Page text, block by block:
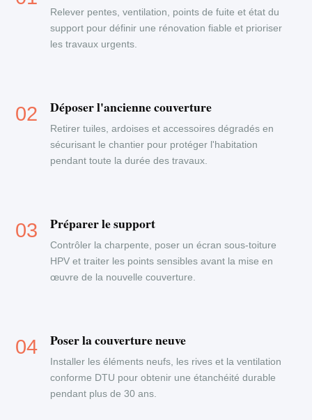
Relever pentes, ventilation, points de fuite et état du
support pour définir une rénovation fiable et prioriser
les travaux urgents.
Déposer l'ancienne couverture
Retirer tuiles, ardoises et accessoires dégradés en
sécurisant le chantier pour protéger l'habitation
pendant toute la durée des travaux.
Préparer le support
Contrôler la charpente, poser un écran sous-toiture
HPV et traiter les points sensibles avant la mise en
œuvre de la nouvelle couverture.
Poser la couverture neuve
Installer les éléments neufs, les rives et la ventilation
conforme DTU pour obtenir une étanchéité durable
pendant plus de 30 ans.